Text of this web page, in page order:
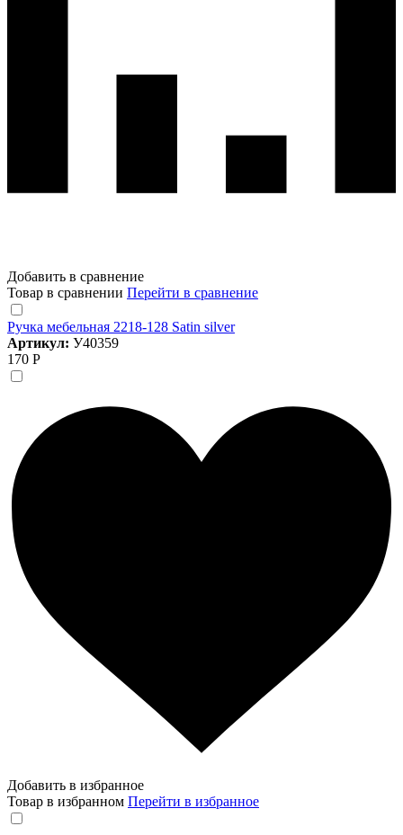
Добавить в сравнение
Товар в сравнении Перейти в сравнение
Ручка мебельная 2218-128 Satin silver
Артикул: У40359
170 Р
Добавить в избранное
Товар в избранном Перейти в избранное